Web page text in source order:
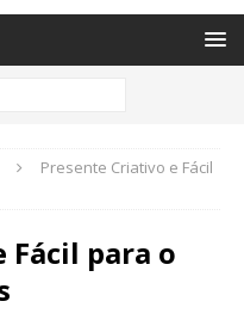
Presente Criativo e Fácil
Fácil para o